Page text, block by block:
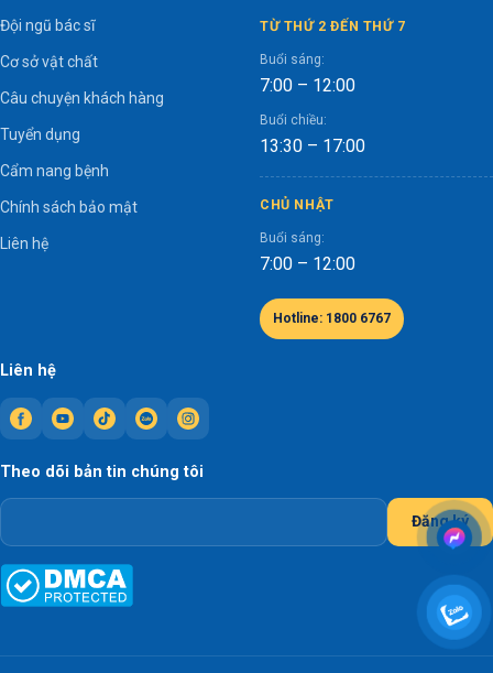
Liên hệ
Đội ngũ bác sĩ
Cơ sở vật chất
Câu chuyện khách hàng
Tuyển dụng
Cẩm nang bệnh
Chính sách bảo mật
Liên hệ
TỪ THỨ 2 ĐẾN THỨ 7
Buổi sáng:
7:00 – 12:00
Buổi chiều:
13:30 – 17:00
CHỦ NHẬT
Buổi sáng:
7:00 – 12:00
Hotline: 1800 6767
Theo dõi bản tin chúng tôi
Đăng ký